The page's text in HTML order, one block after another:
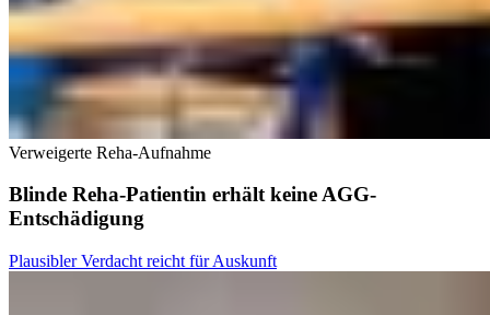
Verweigerte Reha-Aufnahme
Blinde Reha-Patientin erhält keine AGG-
Entschädigung
Plausibler Verdacht reicht für Auskunft